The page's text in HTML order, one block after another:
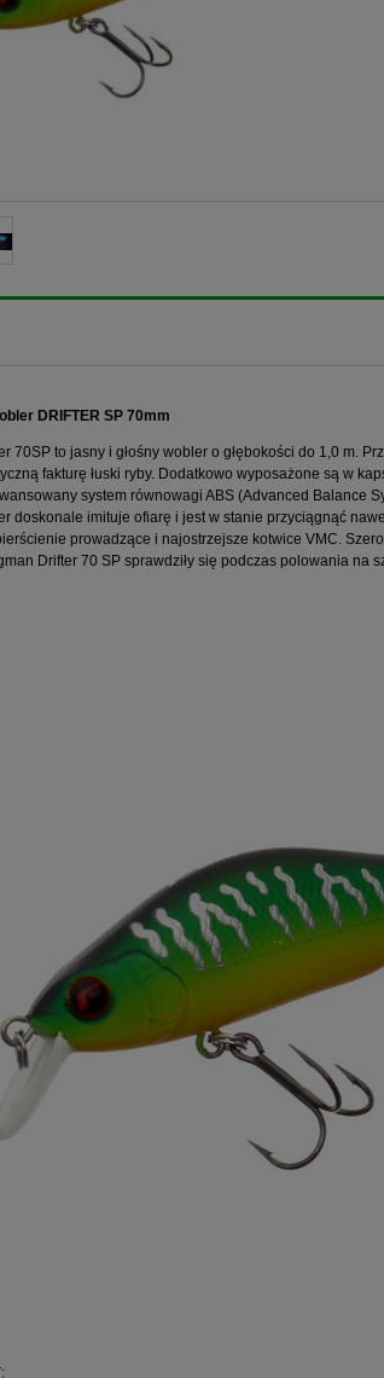
DRIFTER SP 70mm
70SP to jasny i głośny wobler o głębokości do 1,0 m.
fakturę łuski ryby. Dodatkowo wyposażone są w
system równowagi ABS (Advanced Balance
doskonale imituje ofiarę i jest w stanie przyciągnąć
prowadzące i najostrzejsze kotwice VMC.
Drifter 70 SP sprawdziły się podczas polowania na
: